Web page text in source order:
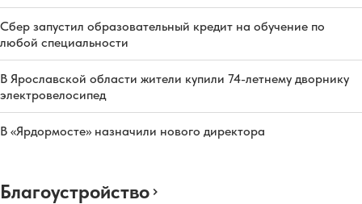
Сбер запустил образовательный кредит на обучение по
любой специальности
В Ярославской области жители купили 74-летнему дворнику
электровелосипед
В «Ярдормосте» назначили нового директора
Благоустройство